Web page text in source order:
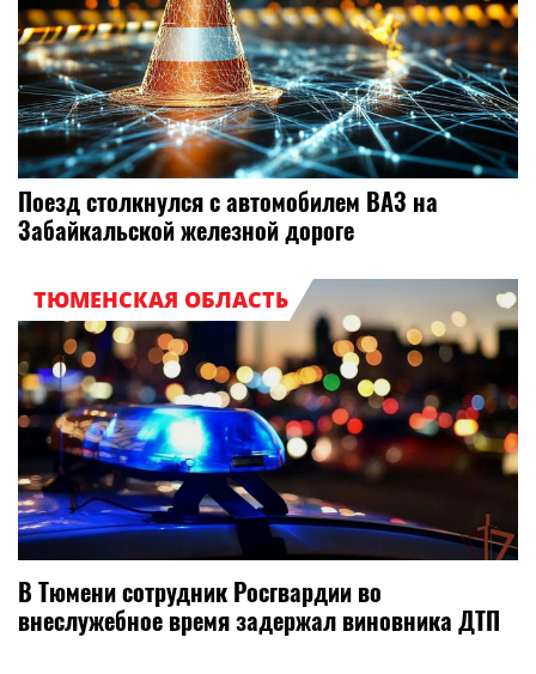
Поезд столкнулся с автомобилем ВАЗ на
Забайкальской железной дороге
ТЮМЕНСКАЯ ОБЛАСТЬ
В Тюмени сотрудник Росгвардии во
внеслужебное время задержал виновника ДТП